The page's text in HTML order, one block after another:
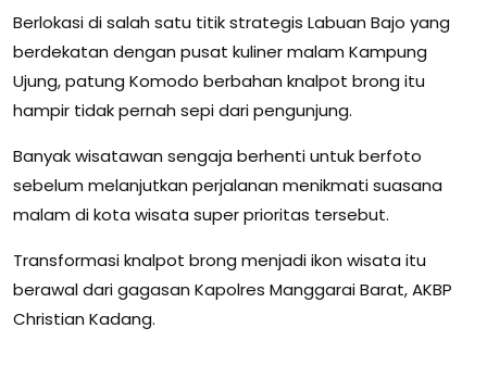
Berlokasi di salah satu titik strategis Labuan Bajo yang
berdekatan dengan pusat kuliner malam Kampung
Ujung, patung Komodo berbahan knalpot brong itu
hampir tidak pernah sepi dari pengunjung.
Banyak wisatawan sengaja berhenti untuk berfoto
sebelum melanjutkan perjalanan menikmati suasana
malam di kota wisata super prioritas tersebut.
Transformasi knalpot brong menjadi ikon wisata itu
berawal dari gagasan Kapolres Manggarai Barat, AKBP
Christian Kadang.